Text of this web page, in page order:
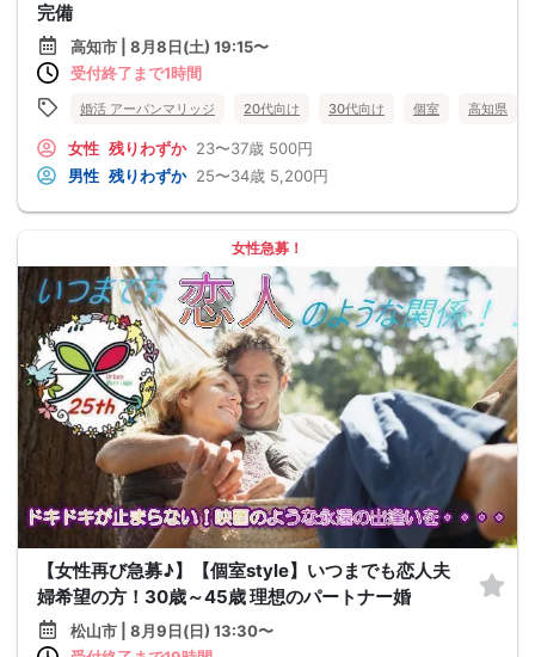
完備
高知市 | 8月8日(土) 19:15〜
受付終了まで1時間
婚活 アーバンマリッジ 20代向け 30代向け 個室 高知県
女性 残りわずか 23〜37歳 500円
男性 残りわずか 25〜34歳 5,200円
女性急募！
【女性再び急募♪】【個室style】いつまでも恋人夫
婦希望の方！30歳～45歳 理想のパートナー婚
松山市 | 8月9日(日) 13:30〜